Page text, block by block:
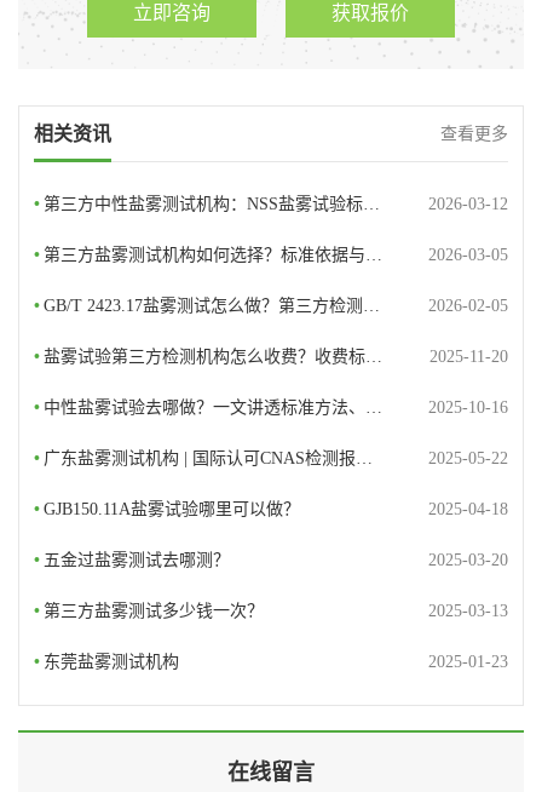
立即咨询 获取报价
相关资讯 查看更多
• 2026-03-12
第三方中性盐雾测试机构：NSS盐雾试验标…
• 2026-03-05
第三方盐雾测试机构如何选择？标准依据与…
• 2026-02-05
GB/T 2423.17盐雾测试怎么做？第三方检测…
• 2025-11-20
盐雾试验第三方检测机构怎么收费？收费标…
• 2025-10-16
中性盐雾试验去哪做？一文讲透标准方法、…
• 2025-05-22
广东盐雾测试机构 | 国际认可CNAS检测报…
• 2025-04-18
GJB150.11A盐雾试验哪里可以做？
• 2025-03-20
五金过盐雾测试去哪测？
• 2025-03-13
第三方盐雾测试多少钱一次？
• 2025-01-23
东莞盐雾测试机构
在线留言